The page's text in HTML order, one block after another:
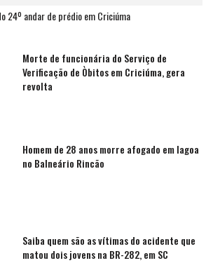
24º andar de prédio em Criciúma
Morte de funcionária do Serviço de
Verificação de Òbitos em Criciúma, gera
revolta
Homem de 28 anos morre afogado em lagoa
no Balneário Rincão
Saiba quem são as vítimas do acidente que
matou dois jovens na BR-282, em SC